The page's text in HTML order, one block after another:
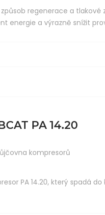
regenerace a tlakové
energie a výrazně snížit
PA 14.20
kompresorů
PA 14.20, který spadá